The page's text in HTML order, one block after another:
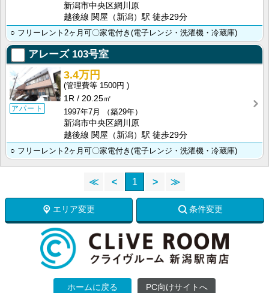
新潟市中央区網川原
越後線 関屋（新潟）駅 徒歩29分
○ フリーレント2ヶ月可〇家電付き(電子レンジ・洗濯機・冷蔵庫)
アレーズ103号室
アパート
3.4万円
1500円
1R
20.25㎡
1997年7月
（築29年）
新潟市中央区網川原
越後線 関屋（新潟）駅 徒歩29分
○ フリーレント2ヶ月可〇家電付き(電子レンジ・洗濯機・冷蔵庫)
≪ < 1 > ≫
エリア変更 条件変更
ホームに戻る PC向けサイトへ